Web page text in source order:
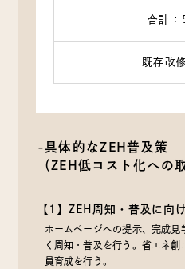
合計：
既存改
-具体的なZEH普及策
（ZEH低コスト化への
【1】ZEH周知・普及に向
ホームページへの提示、完成
く周知・普及を行う。省エネ
員育成を行う。